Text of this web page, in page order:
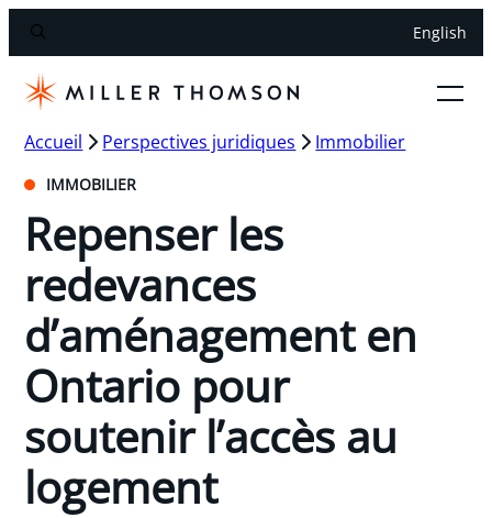
English
Accueil Perspectives juridiques Immobilier
IMMOBILIER
Repenser les
redevances
d’aménagement en
Ontario pour
soutenir l’accès au
logement